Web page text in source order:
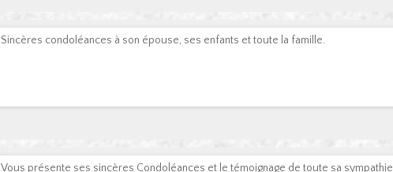
Sincères condoléances à son épouse, ses enfants et toute la famille.
Vous présente ses sincères Condoléances et le témoignage de toute sa sympathie